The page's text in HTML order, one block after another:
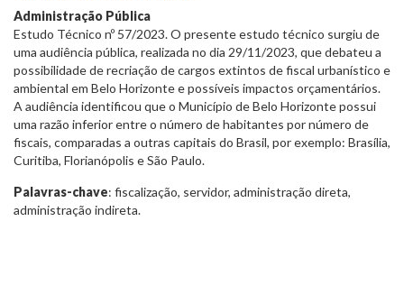
Administração Pública
Estudo Técnico nº 57/2023. O presente estudo técnico surgiu de
uma audiência pública, realizada no dia 29/11/2023, que debateu a
possibilidade de recriação de cargos extintos de fiscal urbanístico e
ambiental em Belo Horizonte e possíveis impactos orçamentários.
A audiência identificou que o Município de Belo Horizonte possui
uma razão inferior entre o número de habitantes por número de
fiscais, comparadas a outras capitais do Brasil, por exemplo: Brasília,
Curitiba, Florianópolis e São Paulo.
Palavras-chave: fiscalização, servidor, administração direta,
administração indireta.